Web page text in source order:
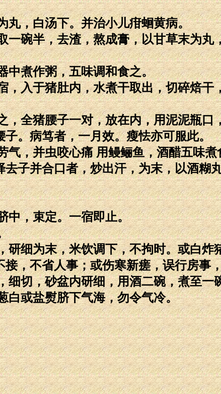
丸，白汤下。并治小儿疳蛔黄病。
一碗半，去渣，熬成膏，以甘草末为丸
中煮作粥，五味调和食之。
，入于猪肚内，水煮干取出，切碎焙干
，全猪腰子一对，放在内，用泥泥瓶口
。病笃者，一月效。瘦怯亦可服此。
气，并虫咬心痛 用鳗鲡鱼，酒醋五味煮
子并合口者，炒出汗，为末，以酒糊
中，束定。一宿即止。
研细为末，米饮调下，不拘时。或白炸
，不省人事；或伤寒新瘥，误行房事
细切，砂盆内研细，用酒二碗，煮至一
白或盐熨脐下气海，勿令气冷。